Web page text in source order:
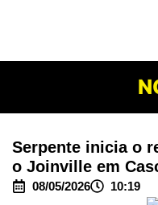
Serpente inicia o
o Joinville em
08/05/2026 10:19